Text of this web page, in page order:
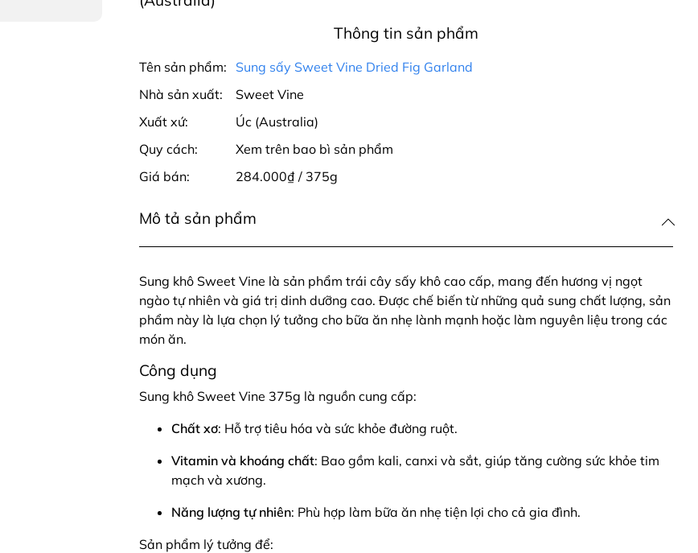
Thông tin sản phẩm
Tên sản phẩm:
Sung sấy Sweet Vine Dried Fig Garland
Nhà sản xuất:
Sweet Vine
Xuất xứ:
Úc (Australia)
Quy cách:
Xem trên bao bì sản phẩm
Giá bán:
284.000₫ / 375g
Mô tả sản phẩm
Sung khô Sweet Vine là sản phẩm trái cây sấy khô cao cấp, mang đến hương vị ngọt
ngào tự nhiên và giá trị dinh dưỡng cao. Được chế biến từ những quả sung chất lượng, sản
phẩm này là lựa chọn lý tưởng cho bữa ăn nhẹ lành mạnh hoặc làm nguyên liệu trong các
món ăn.
Công dụng
Sung khô Sweet Vine 375g là nguồn cung cấp:
Chất xơ: Hỗ trợ tiêu hóa và sức khỏe đường ruột.
Vitamin và khoáng chất: Bao gồm kali, canxi và sắt, giúp tăng cường sức khỏe tim
mạch và xương.
Năng lượng tự nhiên: Phù hợp làm bữa ăn nhẹ tiện lợi cho cả gia đình.
Sản phẩm lý tưởng để: